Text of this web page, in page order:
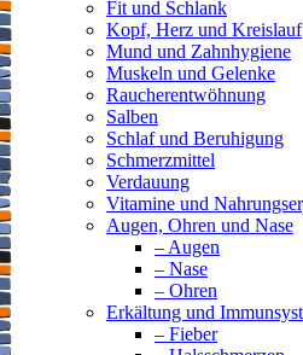
Fit und Schlank
Kopf, Herz und Kreislauf
Mund und Zahnhygiene
Muskeln und Gelenke
Raucherentwöhnung
Salben
Schlaf und Beruhigung
Schmerzmittel
Verdauung
Vitamine und
Augen, Ohren und Nase
– Augen
– Nase
– Ohren
Erkältung und
– Fieber